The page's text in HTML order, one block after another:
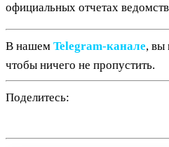
официальных отчетах
В нашем Telegram‑канале, вы
чтобы ничего не пропустить.
Поделитесь: